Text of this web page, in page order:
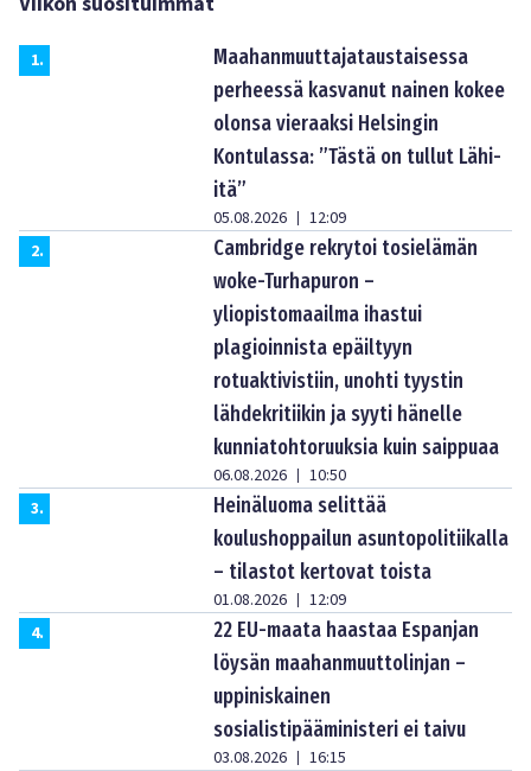
1.
Maahanmuuttajataustaisessa
perheessä kasvanut nainen kokee
olonsa vieraaksi Helsingin
Kontulassa: ”Tästä on tullut Lähi-
itä”
05.08.2026 | 12:09
2.
Cambridge rekrytoi tosielämän
woke-Turhapuron –
yliopistomaailma ihastui
plagioinnista epäiltyyn
rotuaktivistiin, unohti tyystin
lähdekritiikin ja syyti hänelle
kunniatohtoruuksia kuin saippuaa
06.08.2026 | 10:50
3.
Heinäluoma selittää
koulushoppailun asuntopolitiikalla
– tilastot kertovat toista
01.08.2026 | 12:09
4.
22 EU-maata haastaa Espanjan
löysän maahanmuuttolinjan –
uppiniskainen
sosialistipääministeri ei taivu
03.08.2026 | 16:15